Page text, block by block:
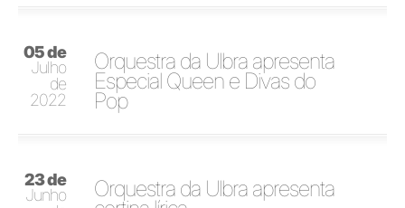
05 de
Julho
de
2022
Orquestra da Ulbra apresenta
Especial Queen e Divas do
Pop
23 de
Junho
Orquestra da Ulbra apresenta